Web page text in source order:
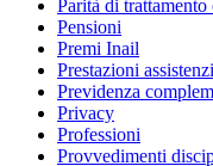
Parità di
Pensioni
Premi Inail
Prestazioni
Previdenza
Privacy
Professioni
Provvedimenti